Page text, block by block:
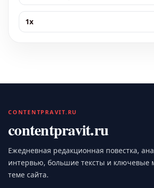
1x
CONTENTPRAVIT.RU
contentpravit.ru
Ежедневная редакционная повестка,
интервью, большие тексты и ключевые
теме сайта.